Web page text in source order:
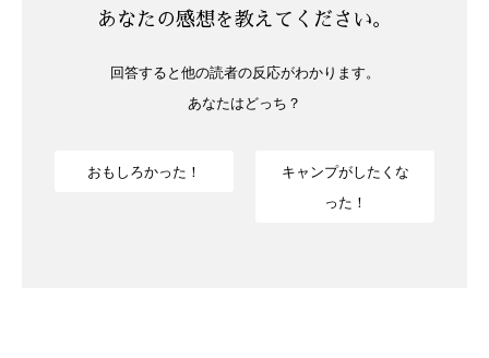
あなたの感想を教えてください。
回答すると他の読者の反応がわかります。
あなたはどっち？
おもしろかった！
キャンプがしたくな
った！